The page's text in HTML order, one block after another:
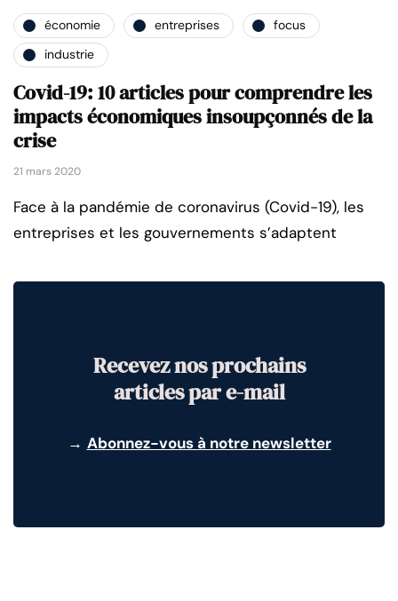
économie entreprises
focus
industrie
Covid-19: 10 articles pour comprendre les
impacts économiques insoupçonnés de la
crise
21 mars 2020
Face à la pandémie de coronavirus (Covid-19), les
entreprises et les gouvernements s’adaptent
Recevez nos prochains
articles par e-mail
→ Abonnez-vous à notre newsletter